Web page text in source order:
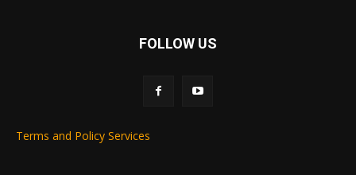
FOLLOW US
Terms and Policy Services